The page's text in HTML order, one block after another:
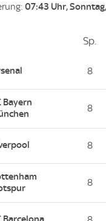
07:43 Uhr,
Sp.
8
Bayern
8
8
8